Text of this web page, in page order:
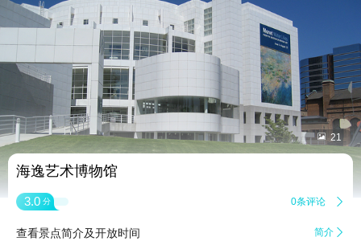
 21
海逸艺术博物馆
3.0 分 0条评论 
查看景点简介及开放时间 简介 
